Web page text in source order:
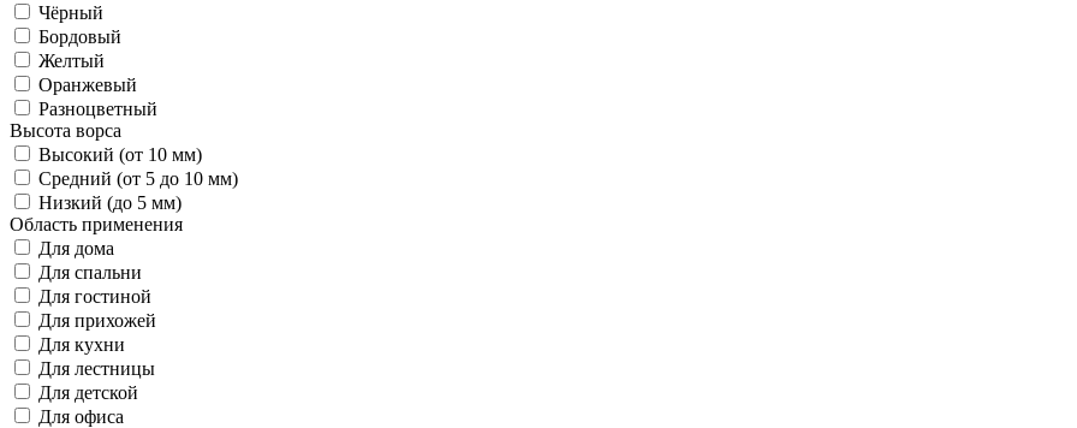
Чёрный
Бордовый
Желтый
Оранжевый
Разноцветный
Высота ворса
Высокий (от 10 мм)
Средний (от 5 до 10 мм)
Низкий (до 5 мм)
Область применения
Для дома
Для спальни
Для гостиной
Для прихожей
Для кухни
Для лестницы
Для детской
Для офиса